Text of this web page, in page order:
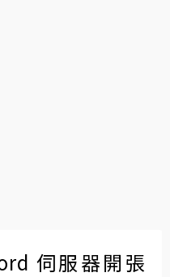
伺服器開張